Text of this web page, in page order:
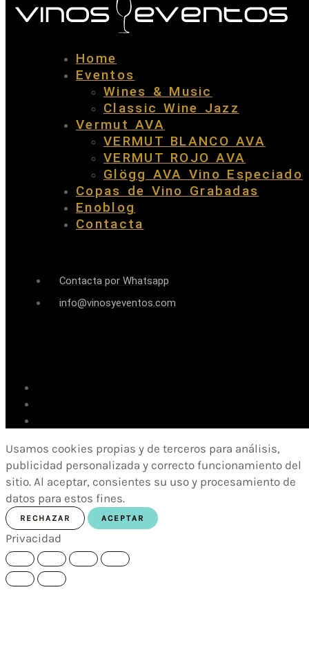
Home
Eventos
Wines & Music
Classic Wine Jazz
Vermut AVA
VERMUT BLANCO AVA
VERMUT ROJO AVA
Glögg AVA Vino Especiado
Copas de Vino Grabadas
Enoblog
Contacta
Contacta por Whatsapp
info@vinosyeventos.com
Usamos cookies propias y de terceros para análisis,
publicidad personalizada y correcto funcionamiento del
sitio. Al aceptar, consientes su uso y procesamiento de
datos para estos fines.
RECHAZAR ACEPTAR
Privacidad